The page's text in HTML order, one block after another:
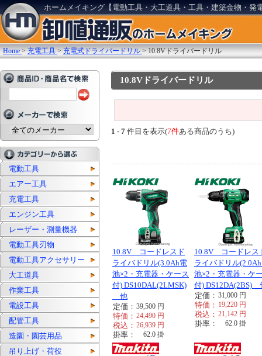
ホームメイキング【電動工具・大工道具・工具・建築金物・発
Home >充電工具 >充電式ドライバードリル >10.8Vドライバードリル
電動工具
エアー工具
充電工具
エンジン工具
レーザー・測量機器
電動工具刃物
電動工具アクセサリー
大工道具
作業工具
電設工具
配管工具
造園・園芸用品
吊り上げ・荷役
10.8Vドライバードリル
1 - 7 件目を表示(7件ある商品のうち)
10.8V コードレスド
ライバドリル(3.0Ah電
池×2・充電器・ケース
付) DS10DAL(2LMSK)
他
定価： 39,500 円
特価： 24,490 円
税込： 26,939 円
掛率： 62.0 掛
10.8V コードレス
ライバドリル
池×2・充電器・ケ
付) DS12DA(2BS)
定価： 31,000 円
特価： 19,220 円
税込： 21,142 円
掛率： 62.0 掛